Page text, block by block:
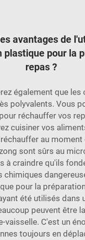
avantages de
plastique pour la
repas ?
également que les
polyvalents. Vous
réchauffer vos
cuisiner vos
au moment
sont sûrs au
à craindre qu'ils
chimiques
pour la
été utilisés dans
peuvent être
vaisselle. C'est un
toujours en